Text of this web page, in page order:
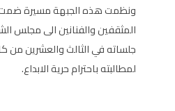
ونظمت هذه الجبهة مسيرة
المثقفين والفنانين الى مجلس
جلساته في الثالث والعشرين من
لمطالبته باحترام حرية الابداع.